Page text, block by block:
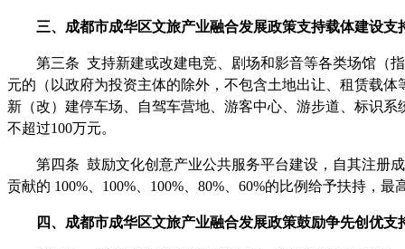
三、 成都市成华区文旅产业融合发展政策支持载体建设支
第三条 支持新建或改建电竞、剧场和影音等各类场馆（
元的（以政府为投资主体的除外，不包含土地出让、租赁载
新（改）建停车场、自驾车营地、游客中心、游步道、标识
不超过100万元。
第四条 鼓励文化创意产业公共服务平台建设，自其注册
贡献的 100%、100%、100%、80%、60%的比例给予扶持，最
四、 成都市成华区文旅产业融合发展政策鼓励争先创优支